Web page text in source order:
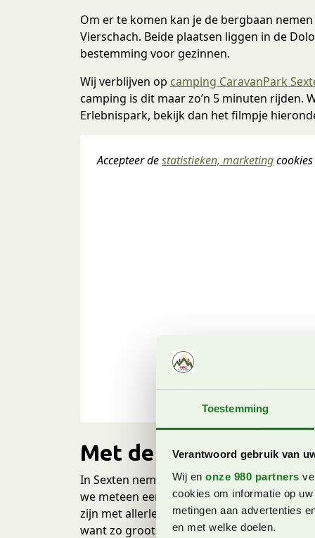
Toestemming
Verantwoord gebruik van
Wij en onze 980 partners
cookies om informatie op
metingen aan advertenties
en met welke doelen.
Om er te komen kan je de bergbaan
Vierschach. Beide plaatsen liggen in de
bestemming voor gezinnen.
Wij verblijven op camping CaravanPark
camping is dit maar zo’n 5 minuten rijden.
Erlebnispark, bekijk dan het filmpje
Accepteer de statistieken, marketing
Met de Helmjet naar
In Sexten nemen we de Helmjet gondel,
we meteen een soort van dorpje met
zijn met allerlei dwergen huisjes. In de
want zo groot zijn ze niet.